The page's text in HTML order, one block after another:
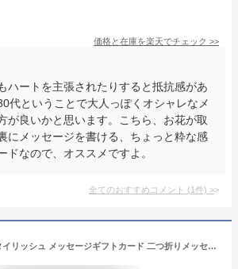
価格と在庫を楽天でチェック >>
ハートを主張されたりすると抵抗感があ
代ということで大人っぽくオシャレなメ
が良いかと思います。こちら、お花が取
にメッセージを書ける、ちょっと粋な感
ドなので、オススメですよ。
全てのおすすめコメント (1件) >
1枚 二つ折 スタイリッシュ メッセージギフトカード 二つ折りメッセージカード ギフトカード ミニカード カード デザインカード ミニレター メッセージ ラッピング ギフト 白黒 ブラック ホワイト モノクロ シンプル スタイリッシュ モノトーン